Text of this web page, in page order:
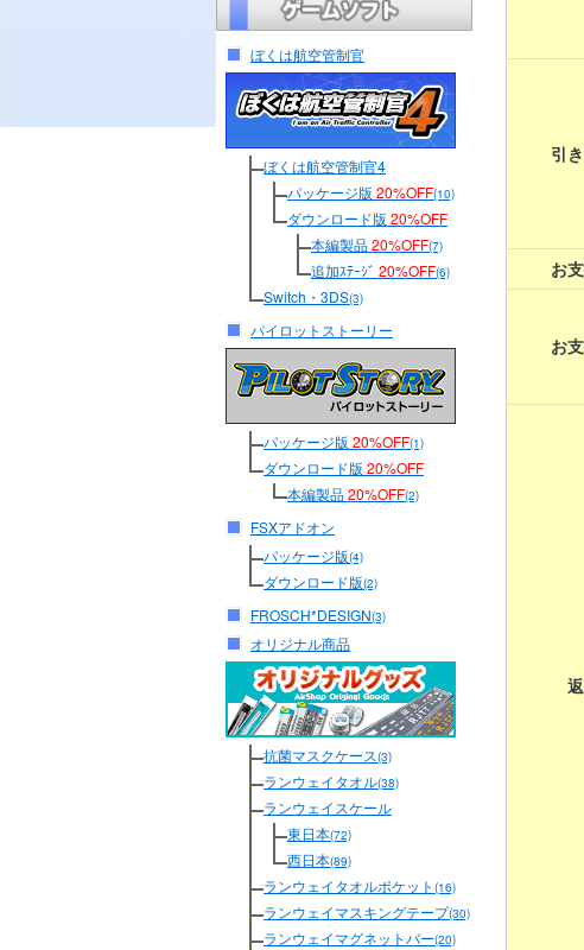
ぼくは航空管制官
ぼくは航空管制官4
パッケージ版 20%OFF(10)
ダウンロード版 20%OFF
本編製品20%OFF(7)
追加ｽﾃｰｼﾞ 20%OFF(6)
Switch・3DS(3)
パイロットストーリー
パッケージ版 20%OFF(1)
ダウンロード版 20%OFF
本編製品20%OFF(2)
FSXアドオン
パッケージ版(4)
ダウンロード版(2)
FROSCH*DESIGN(3)
オリジナル商品
抗菌マスクケース(3)
ランウェイタオル(38)
ランウェイスケール
東日本(72)
西日本(89)
ランウェイタオルポケット (16)
ランウェイマスキングテープ(30)
ランウェイマグネットバー(20)
引
お
お